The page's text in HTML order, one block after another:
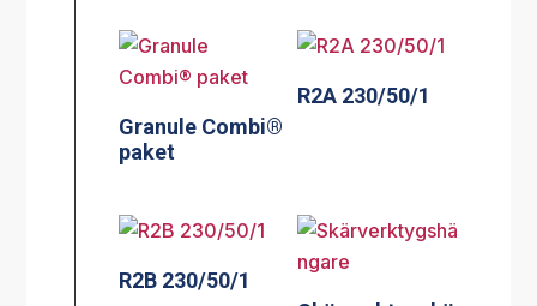
Granule Combi®
paket
R2A 230/50/1
R2B 230/50/1